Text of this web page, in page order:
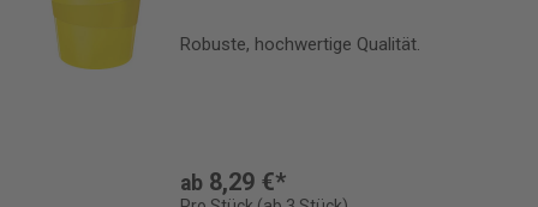
Robuste, hochwertige Qualität.
ab 8,29 €*